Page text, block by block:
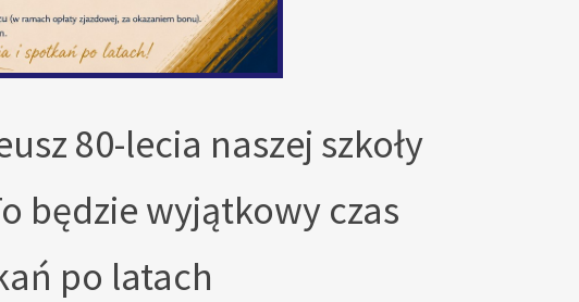
80-lecia naszej szkoły
będzie wyjątkowy czas
po latach